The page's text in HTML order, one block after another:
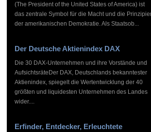
(The President of the United States of America) ist
das zentrale Symbol für die Macht und die
der amerikanischen Demokratie. Als Staatsob...
Der Deutsche Aktienindex DAX
Die 30 DAX-Unternehmen und ihre Vorstände und
AufsichtsräteDer DAX, Deutschlands bekanntester
Aktienindex, spiegelt die Wertentwicklung der 40
größten und liquidesten Unternehmen des Landes
wider....
Erfinder, Entdecker, Erleuchtete